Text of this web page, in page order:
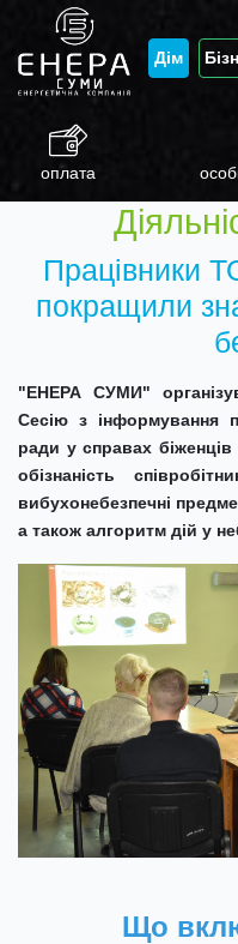
Дім
оплата
Працівники
покращили
"ЕНЕРА СУМИ"
Сесію з інформування
ради у справах біженців
обізнаність
вибухонебезпечні
а також алгоритм дій у
Що